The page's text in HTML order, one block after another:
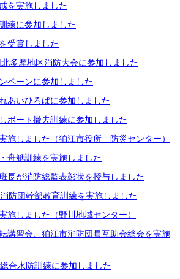
を実施しました
練に参加しました
受賞しました
多摩地区消防大会に参加しました
ペーンに参加しました
あいひろばに参加しました
ボート撤去訓練に参加しました
施しました（狛江市役所 防災センター）
舟艇訓練を実施しました
長が消防総監表彰状を授与しました
防団幹部教育訓練を実施しました
施しました（野川地域センター）
講習会、狛江市消防団員互助会総会を実施
合水防訓練に参加しました